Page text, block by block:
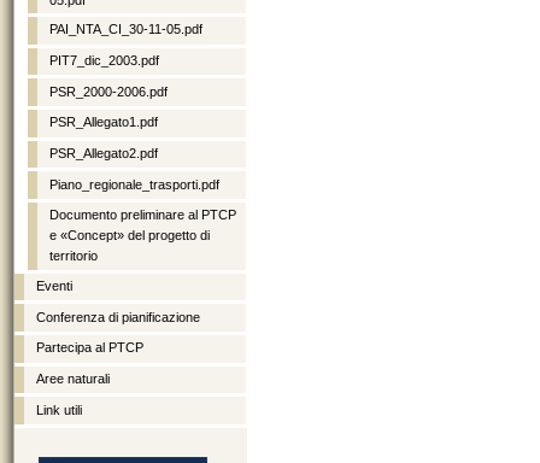
PAI_NTA_CI_30-11-05.pdf
PIT7_dic_2003.pdf
PSR_2000-2006.pdf
PSR_Allegato1.pdf
PSR_Allegato2.pdf
Piano_regionale_trasporti.pdf
Documento preliminare al PTCP
e «Concept» del progetto di
territorio
Eventi
Conferenza di pianificazione
Partecipa al PTCP
Aree naturali
Link utili